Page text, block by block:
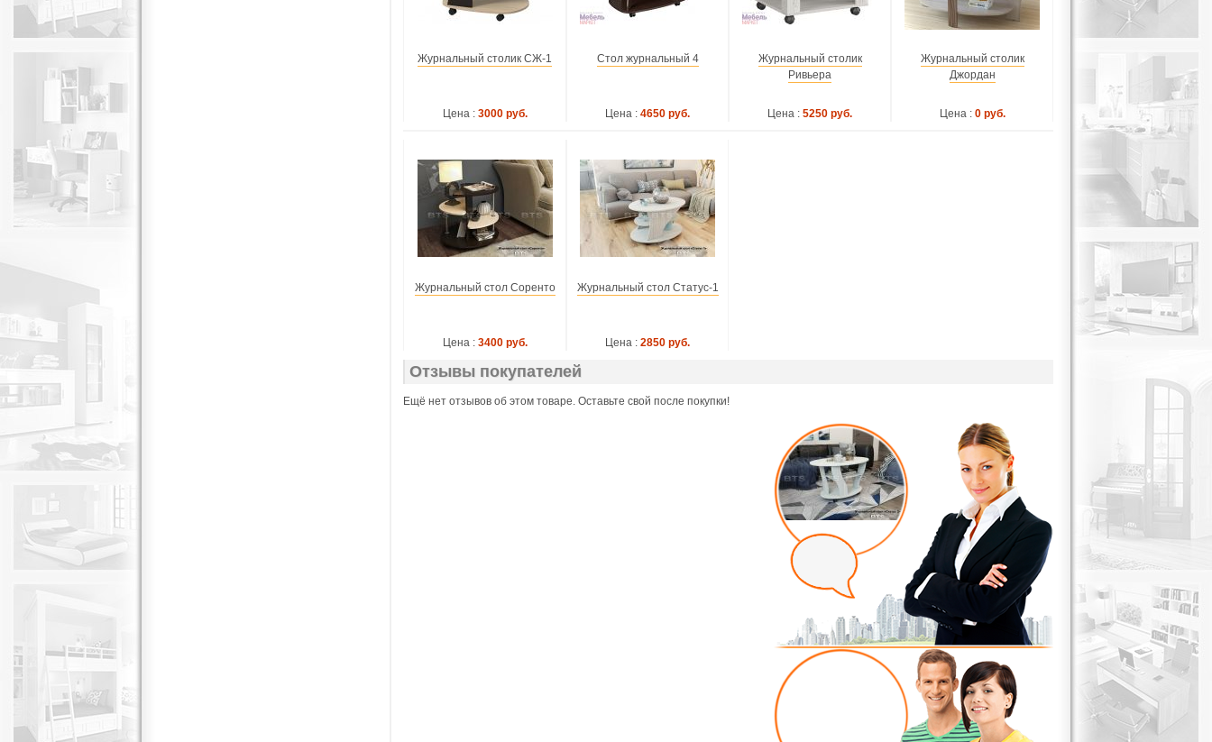
Журнальный столик СЖ-1
Цена : 3000 руб.
Стол журнальный 4
Цена : 4650 руб.
Журнальный столик
Ривьера
Цена : 5250 руб.
Журнальный столик
Джордан
Цена : 0 руб.
Журнальный стол Соренто
Цена : 3400 руб.
Журнальный стол Статус-1
Цена : 2850 руб.
Отзывы покупателей
Ещё нет отзывов об этом товаре. Оставьте свой после покупки!